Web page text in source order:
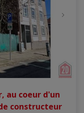
au coeur d'un
constructeur